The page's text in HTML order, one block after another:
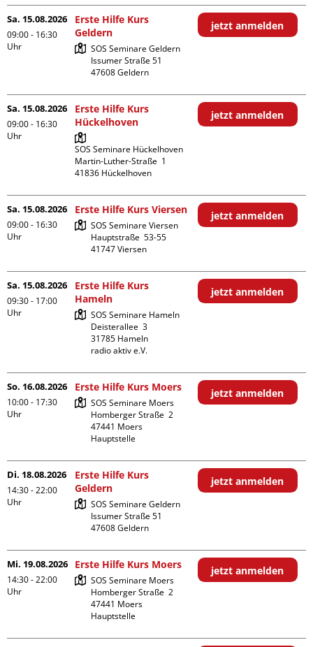
Sa. 15.08.2026
09:00 - 16:30
Uhr
Erste Hilfe Kurs
Geldern
SOS Seminare Geldern
Issumer Straße 51
jetzt anmelden
Sa. 15.08.2026
09:00 - 16:30
Uhr
Erste Hilfe Kurs
Hückelhoven
SOS Seminare Hückelhoven
Martin-Luther-Straße  1
jetzt anmelden
Sa. 15.08.2026
09:00 - 16:30
Uhr
Erste Hilfe Kurs Viersen
SOS Seminare Viersen
Hauptstraße  53-55
jetzt anmelden
Sa. 15.08.2026
09:30 - 17:00
Uhr
Erste Hilfe Kurs
Hameln
SOS Seminare Hameln
Deisterallee  3
31785 Hameln
radio aktiv e.V.
jetzt anmelden
So. 16.08.2026
10:00 - 17:30
Uhr
Erste Hilfe Kurs Moers
SOS Seminare Moers
Homberger Straße  2
47441 Moers
Hauptstelle
jetzt anmelden
Di. 18.08.2026
14:30 - 22:00
Uhr
Erste Hilfe Kurs
Geldern
SOS Seminare Geldern
Issumer Straße 51
jetzt anmelden
Mi. 19.08.2026
14:30 - 22:00
Uhr
Erste Hilfe Kurs Moers
SOS Seminare Moers
Homberger Straße  2
47441 Moers
Hauptstelle
jetzt anmelden